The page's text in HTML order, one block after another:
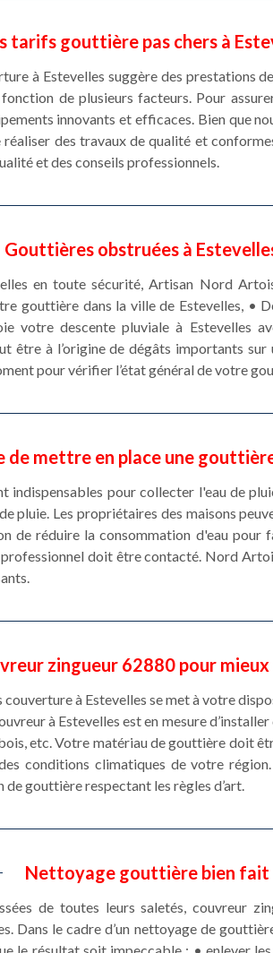
tarifs gouttière pas chers à
à Estevelles suggère des prestations
de plusieurs facteurs. Pour
innovants et efficaces. Bien que
des travaux de qualité et
et des conseils professionnels.
Gouttières obstruées à
en toute sécurité, Artisan Nord
gouttière dans la ville de Estevelles, •
votre descente pluviale à Estevelles
être à l’origine de dégâts importants
pour vérifier l’état général de votre
de mettre en place une
indispensables pour collecter l'eau de
pluie. Les propriétaires des maisons
de réduire la consommation d'eau pour
doit être contacté. Nord
zingueur 62880 pour
à Estevelles se met à votre
à Estevelles est en mesure
etc. Votre matériau de gouttière doit
conditions climatiques de votre
de gouttière respectant les règles d’art.
Nettoyage gouttière bien fait
de toutes leurs saletés, couvreur
Dans le cadre d’un nettoyage de